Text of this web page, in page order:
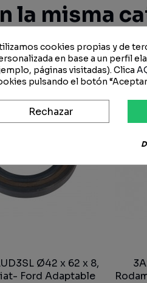
la misma
Ø42 x 62 x 8,
Ford Adaptable
-10%
cookies propias y de
en base a un perfil
páginas visitadas). Clica
pulsando el botón
Rechazar